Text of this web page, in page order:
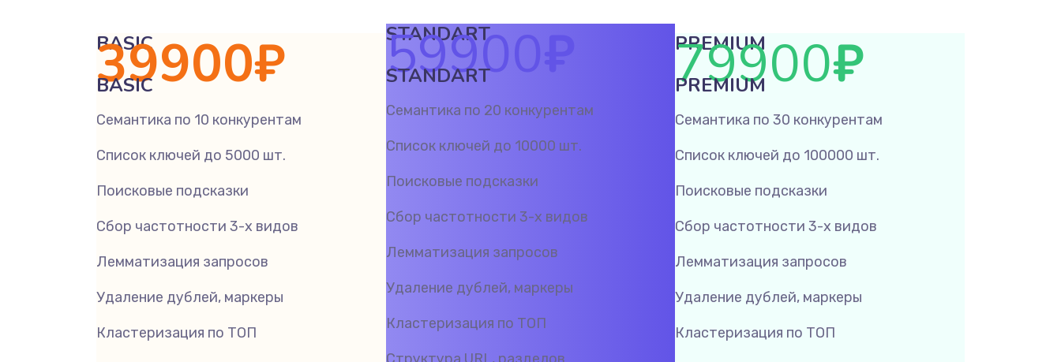
BASIC
39900₽
BASIC
Семантика по 10 конкурентам
Список ключей до 5000 шт.
Поисковые подсказки
Сбор частотности 3-х видов
Лемматизация запросов
Удаление дублей, маркеры
Кластеризация по ТОП
STANDART
59900₽
STANDART
Семантика по 20 конкурентам
Список ключей до 10000 шт.
Поисковые подсказки
Сбор частотности 3-х видов
Лемматизация запросов
Удаление дублей, маркеры
Кластеризация по ТОП
PREMIUM
79900₽
PREMIUM
Семантика по 30 конкурентам
Список ключей до 100000 шт.
Поисковые подсказки
Сбор частотности 3-х видов
Лемматизация запросов
Удаление дублей, маркеры
Кластеризация по ТОП